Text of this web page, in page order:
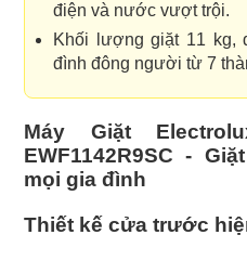
điện và nước vượt trội.
Khối lượng giặt 11 kg,
đình đông người từ 7
Máy Giặt
EWF1142R9SC -
mọi gia đình
Thiết kế cửa trước